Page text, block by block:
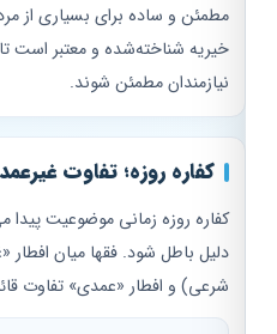
مطمئن و ساده برای بسیاری از
خیریه شناخته‌شده و معتبر است تا
نیازمندان مطمئن شوند.
کفاره روزه؛ تفاوت غیرعمد و
کفاره روزه زمانی موضوعیت پیدا
دلیل باطل شود. فقها میان افطار
شرعی) و افطار «عمدی» تفاوت قائل